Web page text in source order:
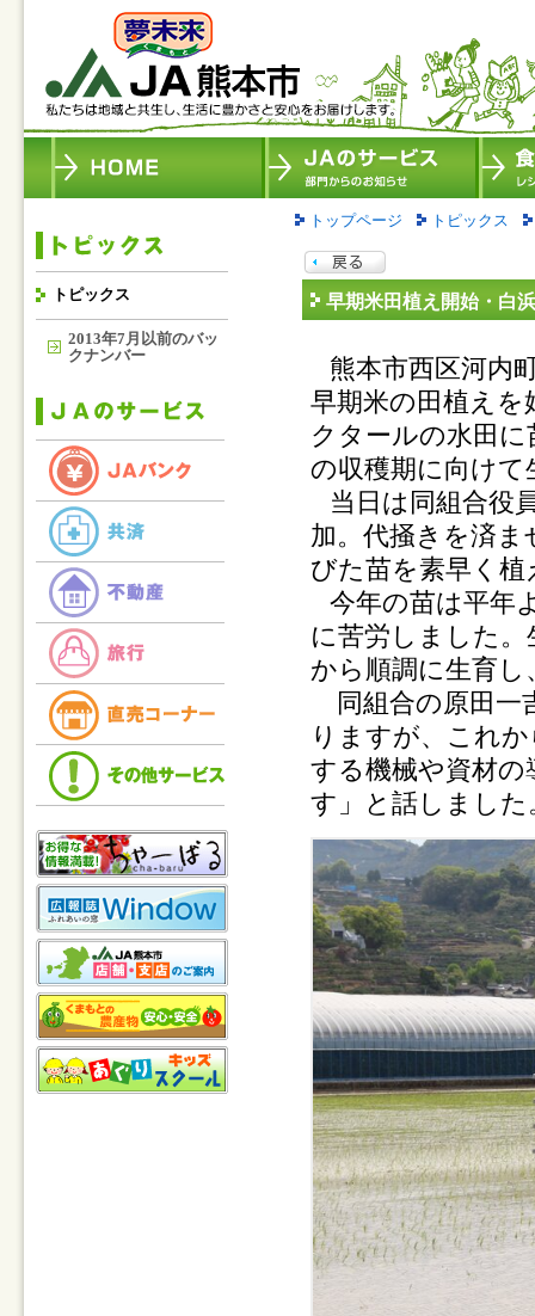
トピックス
2013年7月以前のバッ
クナンバー
トップページ トピックス
早期米田植え開始・白
熊本市西区河内
早期米の田植え
クタールの水田
の収穫期に向けて
当日は同組合役
加。代掻きを済
びた苗を素早く
今年の苗は平年
に苦労しました
から順調に生育
同組合の原田一
りますが、これ
する機械や資材
す」と話しました